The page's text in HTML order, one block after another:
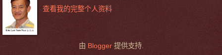
查看我的完整个人资料
由 Blogger提供支持.